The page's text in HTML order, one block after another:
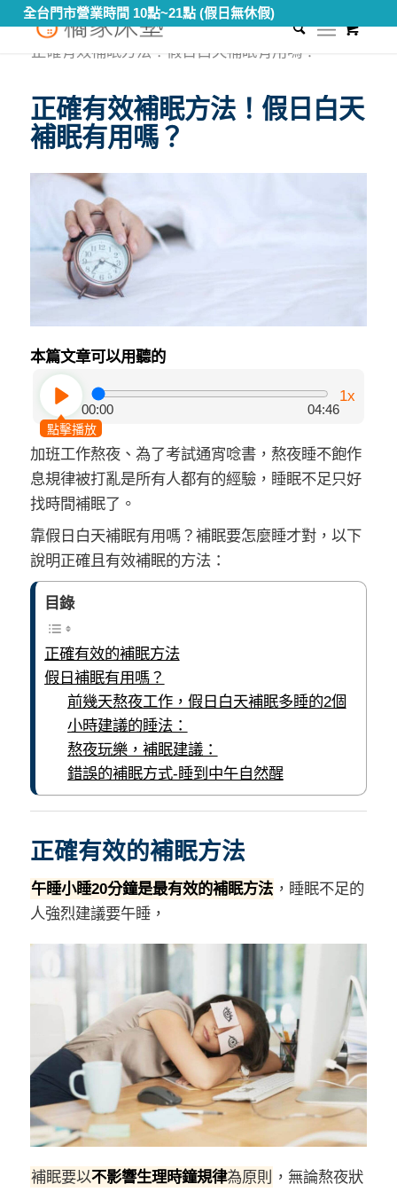
全台門市營業時間 10點~21點 (假日無休假)
您現在的位置： 首頁 /知識專區 /
健康睡眠教室 /
正確有效補眠方法！假日白天補眠有用嗎？
正確有效補眠方法！假日白天
補眠有用嗎？
本篇文章可以用聽的
點擊播放
00:00 04:46
1x
加班工作熬夜、為了考試通宵唸書，熬夜睡不飽作
息規律被打亂是所有人都有的經驗，睡眠不足只好
找時間補眠了。
靠假日白天補眠有用嗎？補眠要怎麼睡才對，以下
說明正確且有效補眠的方法：
目錄
正確有效的補眠方法
假日補眠有用嗎？
前幾天熬夜工作，假日白天補眠多睡的2個
小時建議的睡法：
熬夜玩樂，補眠建議：
錯誤的補眠方式-睡到中午自然醒
正確有效的補眠方法
午睡小睡20分鐘是最有效的補眠方法 ，睡眠不足的
人強烈建議要午睡，
補眠要以不影響生理時鐘規律為原則
，無論熬夜狀